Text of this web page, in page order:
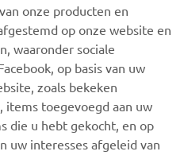
onze producten en
op onze website en
waaronder sociale
op basis van uw
zoals bekeken
items toegevoegd aan uw
die u hebt gekocht, en op
uw interesses afgeleid van